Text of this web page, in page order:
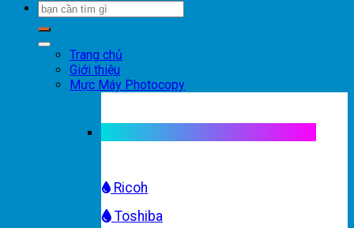
Trang chủ
Giới thiệu
Mực Máy Photocopy
Ricoh
Toshiba